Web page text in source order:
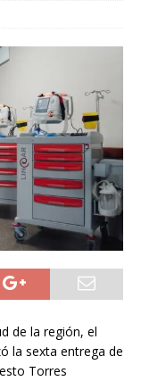
de la región, el
la sexta entrega de
Torres